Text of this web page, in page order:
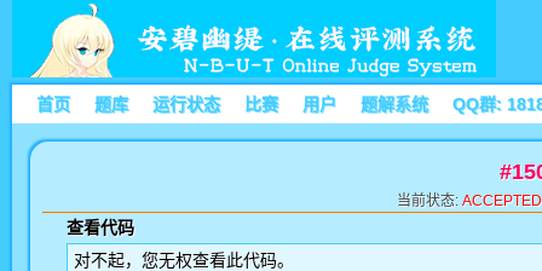
首页 题库 运行状态 比赛 用户 题解系统 QQ群:
当前状态: ACCEPTED
查看代码
对不起，您无权查看此代码。